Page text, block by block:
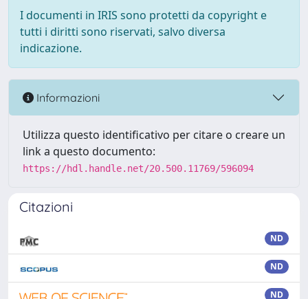
I documenti in IRIS sono protetti da copyright e
tutti i diritti sono riservati, salvo diversa
indicazione.
Informazioni
Utilizza questo identificativo per citare o creare un
link a questo documento:
https://hdl.handle.net/20.500.11769/596094
Citazioni
ND
ND
ND